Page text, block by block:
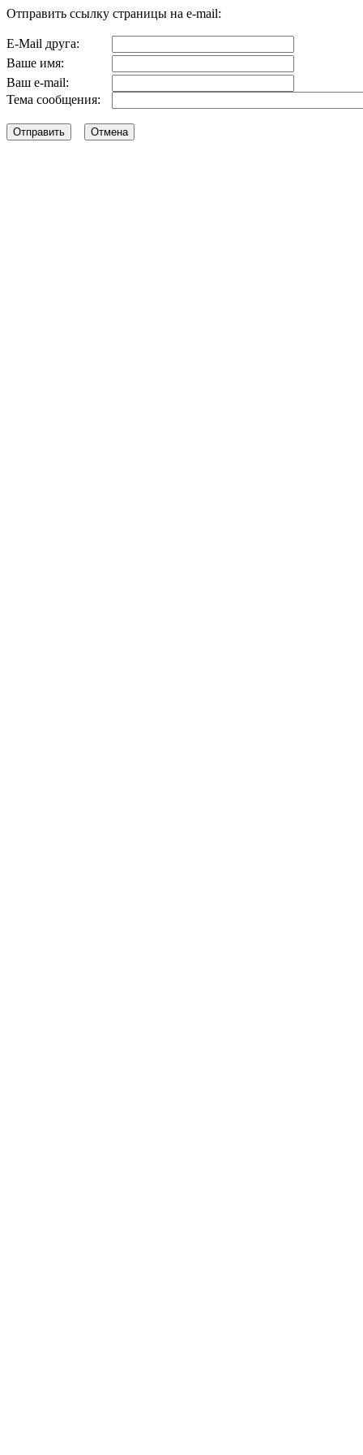
Отправить ссылку страницы на e-mail:
E-Mail друга:
Ваше имя:
Ваш e-mail:
Тема сообщения: